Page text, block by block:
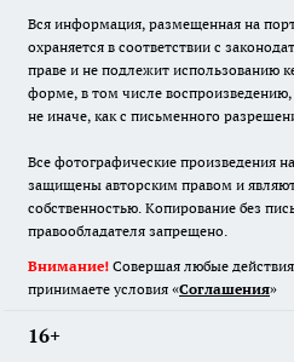
Вся информация, размещенная на
охраняется в соответствии с
праве и не подлежит использованию
форме, в том числе
не иначе, как с письменного
Все фотографические произведения
защищены авторским правом и
собственностью. Копирование без
правообладателя запрещено.
Внимание! Совершая любые
принимаете условия «Cоглашения»
16+